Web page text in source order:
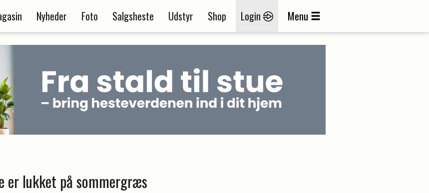
Nyheder Foto Salgsheste Udstyr Shop Login Menu
er lukket på sommergræs